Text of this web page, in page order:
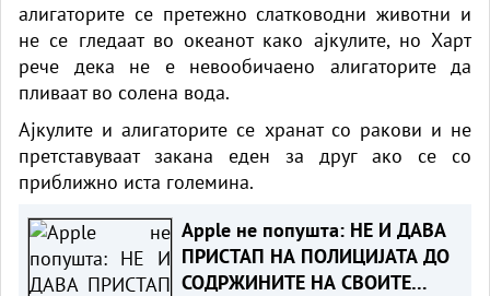
алигаторите се претежно слатководни животни и
не се гледаат во океанот како ајкулите, но Харт
рече дека не е невообичаено алигаторите да
пливаат во солена вода.
Ајкулите и алигаторите се хранат со ракови и не
претставуваат закана еден за друг ако се со
приближно иста големина.
Apple не попушта: НЕ И ДАВА
ПРИСТАП НА ПОЛИЦИЈАТА ДО
СОДРЖИНИТЕ НА СВОИТЕ